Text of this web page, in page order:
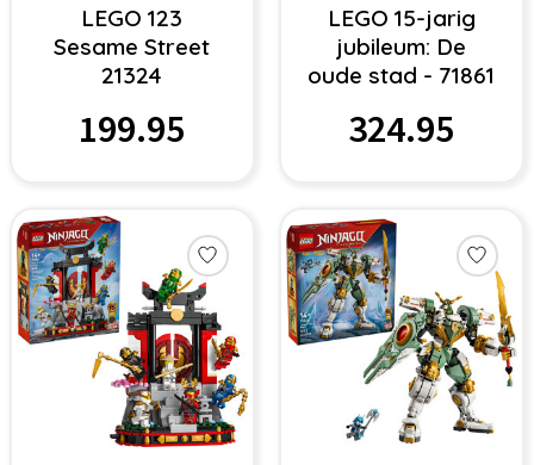
LEGO 123
Sesame Street
21324
199.95
LEGO 15-jarig
jubileum: De
oude stad - 71861
324.95